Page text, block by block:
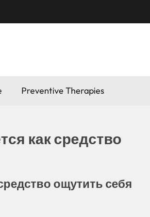
Preventive Therapies
как средство
ощутить себя